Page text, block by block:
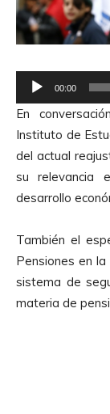
e
p
r
o
d
u
t
o
r
d
00:00
En
Instituto de
del actual
su relevancia
desarrollo
También el
Pensiones en
sistema de
materia de